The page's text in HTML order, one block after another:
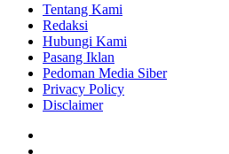
Tentang Kami
Redaksi
Hubungi Kami
Pasang Iklan
Pedoman Media Siber
Privacy Policy
Disclaimer